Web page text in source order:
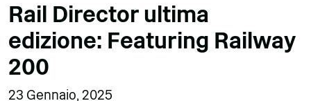
Rail Director ultima
edizione: Featuring Railway
200
23 Gennaio, 2025